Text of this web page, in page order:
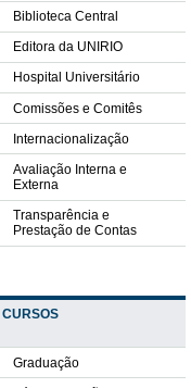
Biblioteca Central
Editora da UNIRIO
Hospital Universitário
Comissões e Comitês
Internacionalização
Avaliação Interna e
Externa
Transparência e
Prestação de Contas
CURSOS
Graduação